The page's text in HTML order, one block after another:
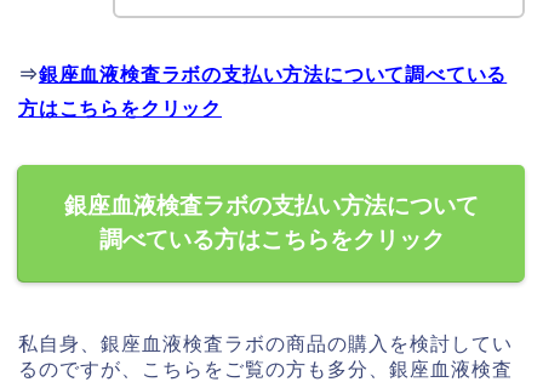
⇒銀座血液検査ラボの支払い方法について調べている
方はこちらをクリック
銀座血液検査ラボの支払い方法について
調べている方はこちらをクリック
私自身、銀座血液検査ラボの商品の購入を検討してい
るのですが、こちらをご覧の方も多分、銀座血液検査